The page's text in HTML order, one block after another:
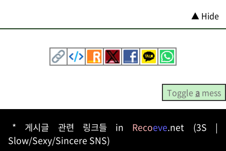
▲ Hide
Toggle a mess
* 게시글 관련 링크들 in Recoeve.net (3S |
Slow/Sexy/Sincere SNS)